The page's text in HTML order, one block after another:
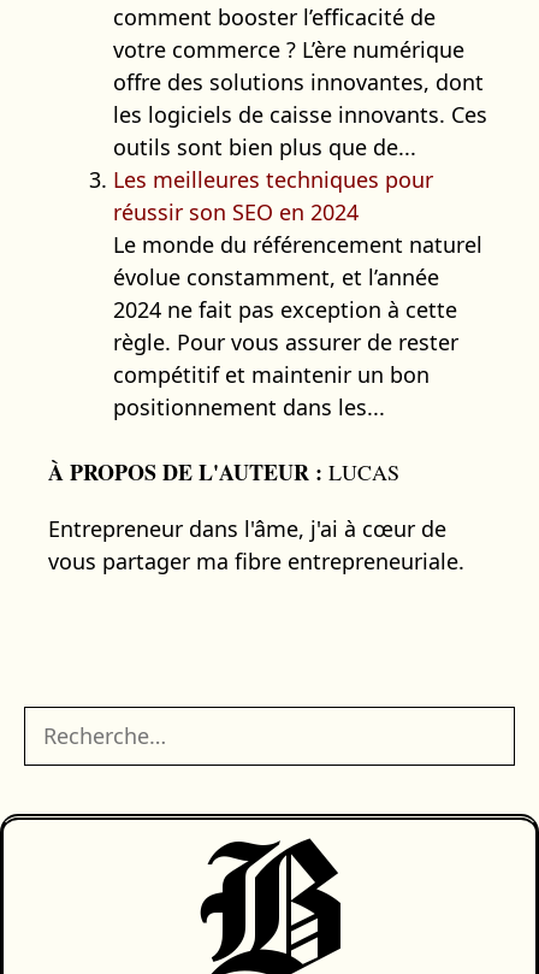
comment booster l’efficacité de
votre commerce ? L’ère numérique
offre des solutions innovantes, dont
les logiciels de caisse innovants. Ces
outils sont bien plus que de...
Les meilleures techniques pour
réussir son SEO en 2024
Le monde du référencement naturel
évolue constamment, et l’année
2024 ne fait pas exception à cette
règle. Pour vous assurer de rester
compétitif et maintenir un bon
positionnement dans les...
À PROPOS DE L'AUTEUR : LUCAS
Entrepreneur dans l'âme, j'ai à cœur de
vous partager ma fibre entrepreneuriale.
Rechercher :
B